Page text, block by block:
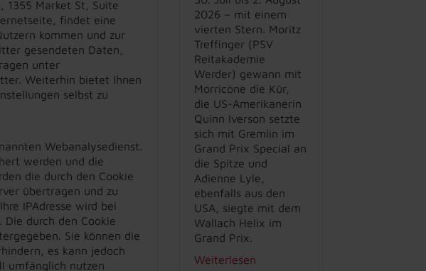
1355 Market St, Suite
findet eine
kommen und zur
gesendeten Daten,
unter
Weiterhin bietet Ihnen
selbst zu
Webanalysedienst.
werden und die
die durch den Cookie
übertragen und zu
IPAdresse wird bei
durch den Cookie
Sie können die
es kann jedoch
umfänglich nutzen
2026 – mit einem
vierten Stern. Moritz
Treffinger (PSV
Reitakademie
Werder) gewann mit
Morricone die Kür,
die US-Amerikanerin
Quinn Iverson setzte
sich mit Gremlin im
Grand Prix Special an
die Spitze und
Adienne Lyle,
ebenfalls aus den
USA, siegte mit dem
Wallach Helix im
Grand Prix.
Weiterlesen